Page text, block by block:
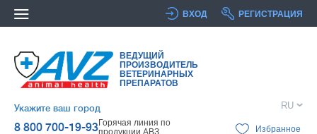
ВХОД РЕГИСТРАЦИЯ
ВЕДУЩИЙ
ПРОИЗВОДИТЕЛЬ
ВЕТЕРИНАРНЫХ
ПРЕПАРАТОВ
Укажите ваш город
8 800 700-19-93Горячая линия по
продукции АВЗ
RU
Избранное